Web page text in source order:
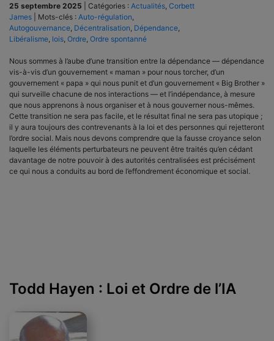
25 septembre 2025 Catégories : Actualités Corbett
James
Mots-clés : Auto-régulation
Autogouvernance Décentralisation Dépendance
Libéralisme lois Ordre Ordre spontanné
Nous sommes à l’aube d’une transition entre la dépendance — dépendance
vis-à-vis d’un gouvernement « maman » pour nous torcher, d’un
gouvernement « papa » qui nous punit et d’un gouvernement « Big Brother »
qui surveille chacune de nos interactions — et l’indépendance, à mesure
que nous apprenons à nous organiser et à nous gouverner nous-mêmes.
Cette transition ne sera pas facile, et le résultat final ne sera pas utopique ;
il y aura toujours des contrevenants à la loi et des personnes qui rejetteront
l’ordre social. Mais nous devons comprendre que la fausse croyance selon
laquelle les éléments perturbateurs ne peuvent être traités qu’en cédant
davantage de notre pouvoir à des autorités centralisées est précisément
ce qui nous a conduits au bord de l’effondrement économique et social.
Todd Hayen : Loi et Ordre de l’IA